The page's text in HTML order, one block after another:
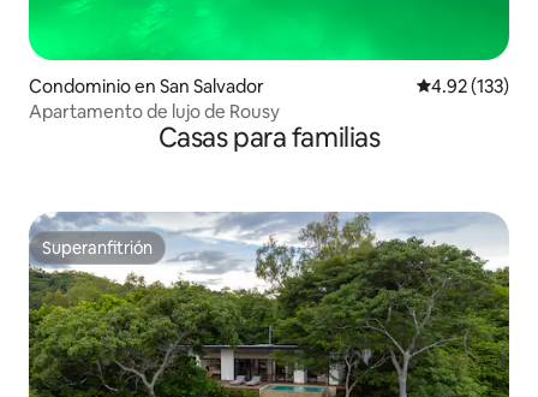
Condominio en San Salvador Calificación
4.92 (133)
Apartamento de lujo de Rousy
Casas para familias
Superanfitrión
Superanfitrión